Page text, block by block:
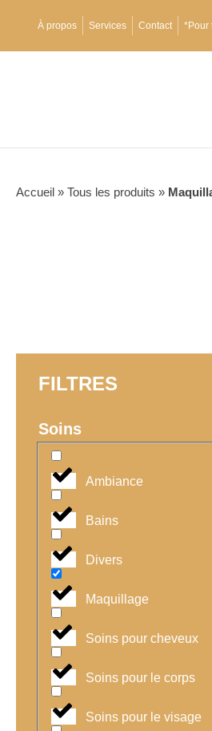
À propos Services Contact *Pour
Accueil » Tous les produits »
FILTRES
Soins
Ambiance
Bains
Divers
Maquillage
Soins pour cheveux
Soins pour le corps
Soins pour le visage